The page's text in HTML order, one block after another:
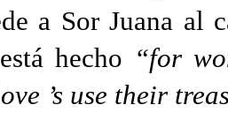
a Sor Juana al
hecho “for
’s use their